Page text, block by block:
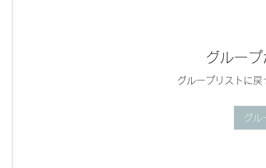
グルー
グループリストに
グル